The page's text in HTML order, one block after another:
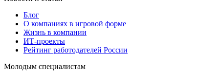
Блог
О компаниях в игровой форме
Жизнь в компании
ИТ-проекты
Рейтинг работодателей России
Молодым специалистам